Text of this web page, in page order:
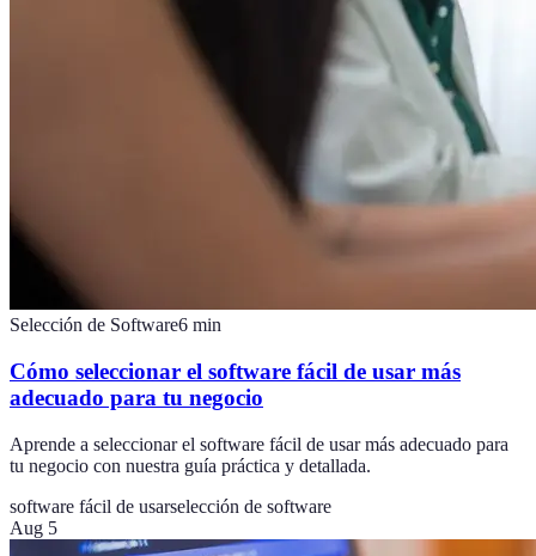
Selección de Software6 min
Cómo seleccionar el software fácil de usar más
adecuado para tu negocio
Aprende a seleccionar el software fácil de usar más adecuado para
tu negocio con nuestra guía práctica y detallada.
software fácil de usarselección de software
Aug 5